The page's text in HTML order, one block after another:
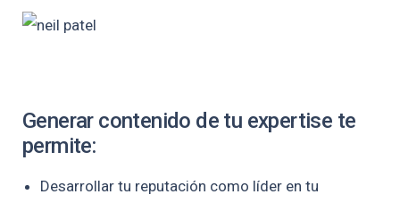
Generar contenido de tu expertise te
permite:
Desarrollar tu reputación como líder en tu